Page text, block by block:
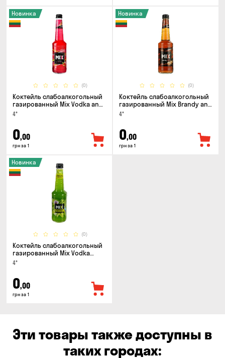
(0)
Новинка
Коктейль слабоалкогольный
газированный Mix Vodka and
Watermelon 0.33л
4°
0,00
грн за 1
(0)
Новинка
Коктейль слабоалкогольный
газированный Mix Brandy and
Cola 0.33л
4°
0,00
грн за 1
(0)
Новинка
Коктейль слабоалкогольный
газированный Mix Vodka
Cactus and Green Apple 0.33л
4°
0,00
грн за 1
Эти товары также доступны в
таких городах: